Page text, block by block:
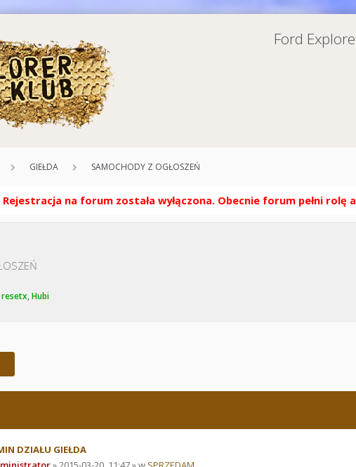
Ford
GIEŁDA SAMOCHODY Z OGŁOSZEŃ
Rejestracja na forum została wyłączona. Obecnie forum pełni
resetx, Hubi
DZIAŁU GIEŁDA